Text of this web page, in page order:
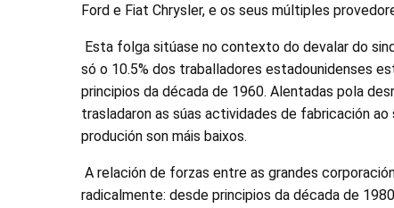
Ford e Fiat Chrysler, e os seus múltiples
Esta folga sitúase no contexto do devalar do
só o 10.5% dos traballadores estadounidenses
principios da década de 1960. Alentadas pola
trasladaron as súas actividades de fabricación
produción son máis baixos.
A relación de forzas entre as grandes
radicalmente: desde principios da década de